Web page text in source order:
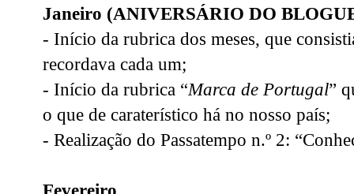
Janeiro (ANIVERSÁRIO DO
- Início da rubrica dos meses, que
recordava cada um;
- Início da rubrica “Marca de Portugal”
o que de caraterístico há no nosso país;
- Realização do Passatempo n.º 2: